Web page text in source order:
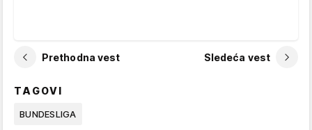
Prethodna vest Sledeća vest
TAGOVI
BUNDESLIGA